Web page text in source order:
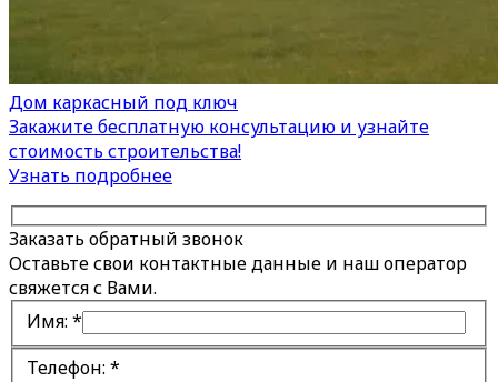
Дом каркасный под ключ
Закажите бесплатную консультацию и узнайте
стоимость строительства!
Узнать подробнее
Заказать обратный звонок
Оставьте свои контактные данные и наш оператор
свяжется с Вами.
Имя: *
Телефон: *